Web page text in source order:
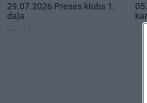
29.07.2026 Preses klubs 1.
daļa
29. jūlijs 5.